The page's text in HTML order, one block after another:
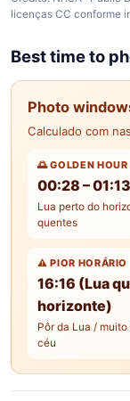
licenças CC conforme
Best time to
Photo
Calculado com
🌅 GOLDEN
00:28 – 01:13
Lua perto do
quentes
⚠️ PIOR HORÁRIO
16:16 (Lua
horizonte)
Pôr da Lua /
céu